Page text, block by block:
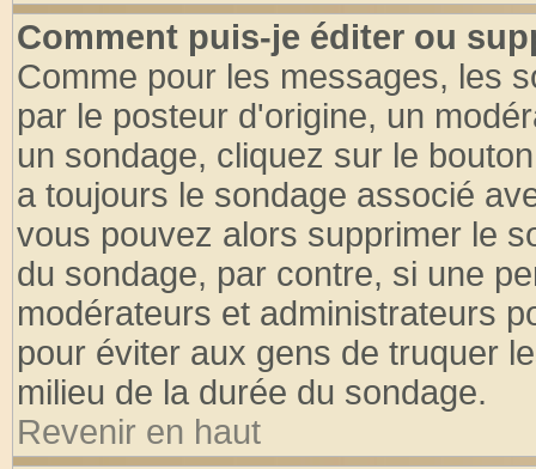
Comment puis-je éditer ou
Comme pour les messages, les
par le posteur d'origine, un
un sondage, cliquez sur le
a toujours le sondage associé
vous pouvez alors supprimer le
du sondage, par contre, si une
modérateurs et administrateurs
pour éviter aux gens de truquer
milieu de la durée du sondage.
Revenir en haut